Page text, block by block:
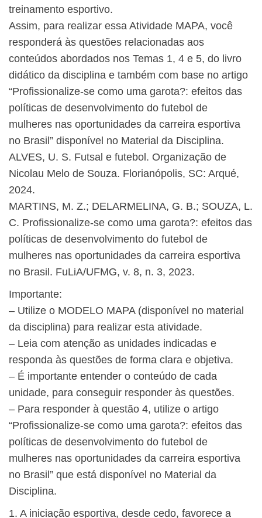
treinamento esportivo.
Assim, para realizar essa Atividade MAPA, você
responderá às questões relacionadas aos
conteúdos abordados nos Temas 1, 4 e 5, do livro
didático da disciplina e também com base no artigo
“Profissionalize-se como uma garota?: efeitos das
políticas de desenvolvimento do futebol de
mulheres nas oportunidades da carreira esportiva
no Brasil” disponível no Material da Disciplina.
ALVES, U. S. Futsal e futebol. Organização de
Nicolau Melo de Souza. Florianópolis, SC: Arqué,
2024.
MARTINS, M. Z.; DELARMELINA, G. B.; SOUZA, L.
C. Profissionalize-se como uma garota?: efeitos das
políticas de desenvolvimento do futebol de
mulheres nas oportunidades da carreira esportiva
no Brasil. FuLiA/UFMG, v. 8, n. 3, 2023.
Importante:
– Utilize o MODELO MAPA (disponível no material
da disciplina) para realizar esta atividade.
– Leia com atenção as unidades indicadas e
responda às questões de forma clara e objetiva.
– É importante entender o conteúdo de cada
unidade, para conseguir responder às questões.
– Para responder à questão 4, utilize o artigo
“Profissionalize-se como uma garota?: efeitos das
políticas de desenvolvimento do futebol de
mulheres nas oportunidades da carreira esportiva
no Brasil” que está disponível no Material da
Disciplina.
1. A iniciação esportiva, desde cedo, favorece a